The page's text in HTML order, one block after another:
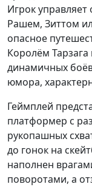
Игрок
Рашем, Зиттом
опасное
Королём
динамичных
юмора,
Геймплей
платформер с
рукопашных
до гонок на
наполнен
поворотами, а